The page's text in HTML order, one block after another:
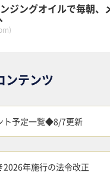
ジングオイルで毎朝、
ンテンツ
ト予定一覧◆8/7更新
2026年施行の法令改正